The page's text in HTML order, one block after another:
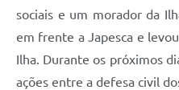
sociais e um morador da
em frente a Japesca e
Ilha. Durante os próximos
ações entre a defesa civil